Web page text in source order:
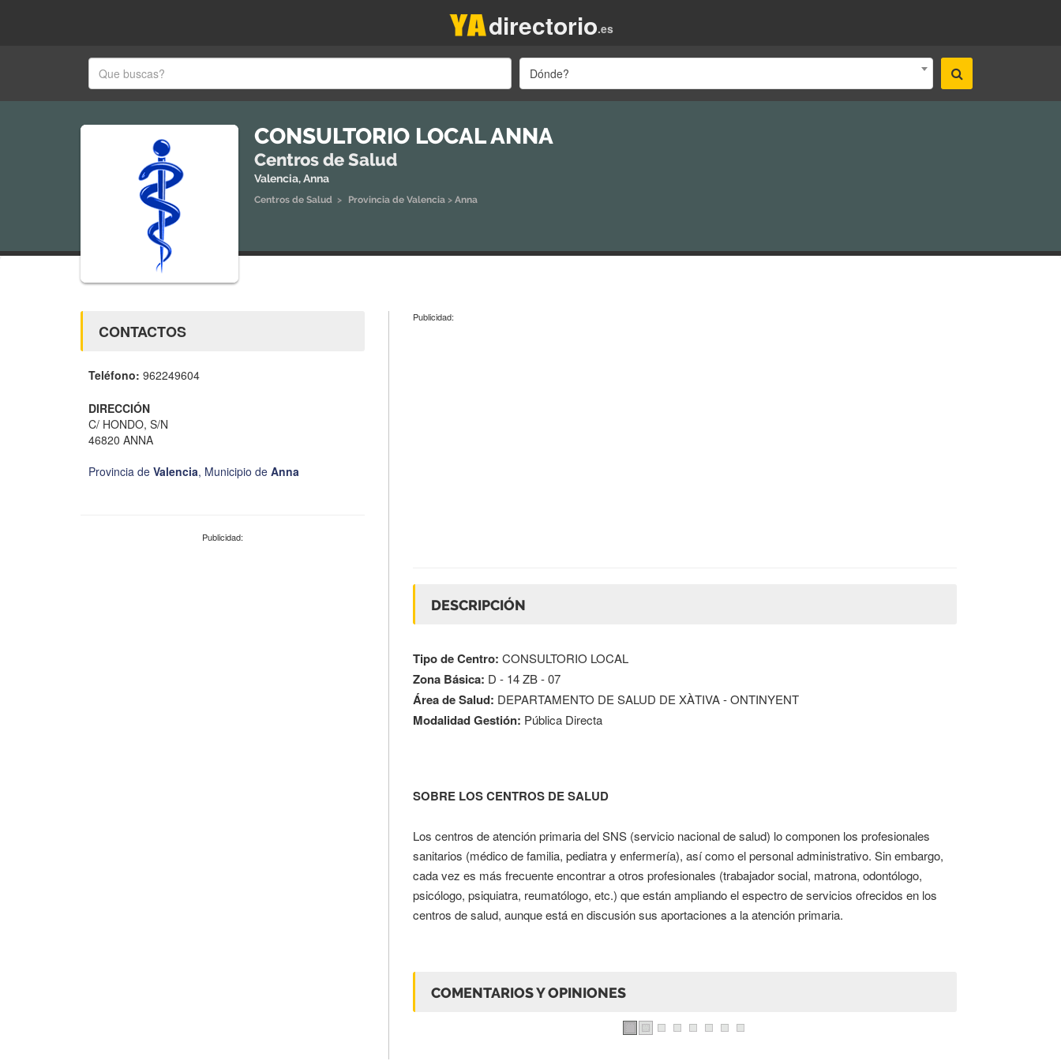
.es
directorio
Dónde?
CONSULTORIO LOCAL ANNA
Centros de Salud
Valencia, Anna
Centros de Salud > Provincia de Valencia > Anna
CONTACTOS
Teléfono: 962249604
DIRECCIÓN
C/ HONDO, S/N
46820 ANNA
Provincia de Valencia, Municipio de Anna
Publicidad:
Publicidad:
DESCRIPCIÓN
Tipo de Centro: CONSULTORIO LOCAL
Zona Básica: D - 14 ZB - 07
Área de Salud: DEPARTAMENTO DE SALUD DE XÀTIVA - ONTINYENT
Modalidad Gestión: Pública Directa
SOBRE LOS CENTROS DE SALUD
Los centros de atención primaria del SNS (servicio nacional de salud) lo componen los profesionales
sanitarios (médico de familia, pediatra y enfermería), así como el personal administrativo. Sin embargo,
cada vez es más frecuente encontrar a otros profesionales (trabajador social, matrona, odontólogo,
psicólogo, psiquiatra, reumatólogo, etc.) que están ampliando el espectro de servicios ofrecidos en los
centros de salud, aunque está en discusión sus aportaciones a la atención primaria.
COMENTARIOS Y OPINIONES